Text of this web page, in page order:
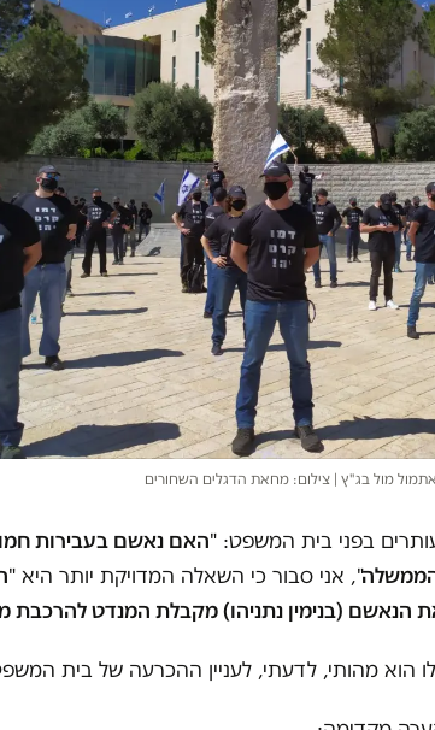
מול בג"ץ | צילום: מחאת הדגלים השחורים
בפני בית המשפט: "האם נאשם בעבירות
", אני סבור כי השאלה המדויקת יותר היא "
הנאשם (בנימין נתניהו) מקבלת המנדט להרכבת
הוא מהותי, לדעתי, לעניין ההכרעה של בית